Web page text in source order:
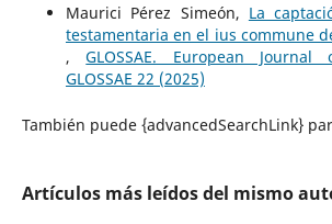
Maurici Pérez Simeón, La
testamentaria en el ius commune
,GLOSSAE. European
GLOSSAE 22 (2025)
También puede {advancedSearchLink}
Artículos más leídos del mismo